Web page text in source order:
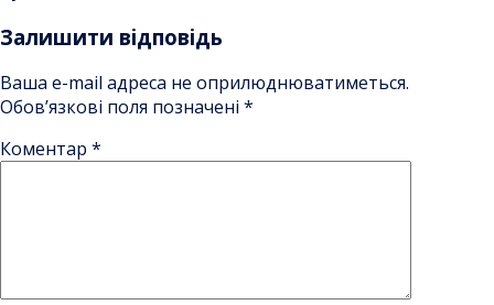
Залишити відповідь
Ваша e-mail адреса не оприлюднюватиметься.
Обов’язкові поля позначені *
Коментар *